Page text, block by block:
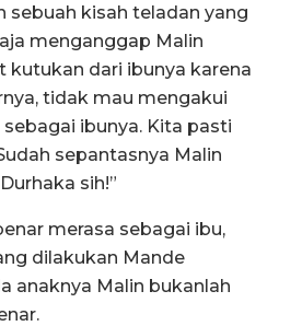
sebuah kisah teladan yang
menganggap Malin
kutukan dari ibunya karena
tidak mau mengakui
ibunya. Kita pasti
sepantasnya Malin
sih!”
merasa sebagai ibu,
dilakukan Mande
anaknya Malin bukanlah